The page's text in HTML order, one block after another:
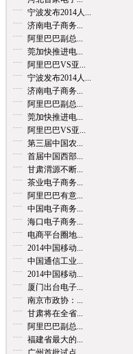
宁波发布2014人...
济南电子商务...
阿里巴巴副总...
莞加快推进电...
阿里巴巴VS亚...
宁波发布2014人...
济南电子商务...
阿里巴巴副总...
莞加快推进电...
阿里巴巴VS亚...
第三届中国农...
首届中国西部...
甘肃渭源不断...
茶业电子商务...
阿里巴巴有意...
中国电子商务...
海口电子商务...
电商平台圈地...
2014中国移动...
中国通信工业...
2014中国移动...
厦门出台电子...
南京市政协：...
甘肃将在全省...
阿里巴巴副总...
福建省最大的...